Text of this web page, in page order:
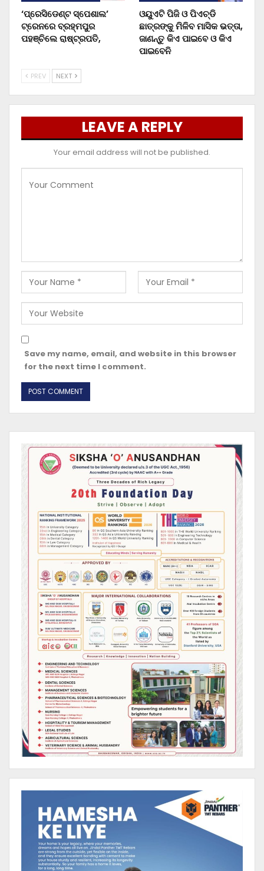
‘ପ୍ରେସିଡେଣ୍ଟ ସ୍ପେଶାଲ’
ଟ୍ରେନରେ ବ୍ରହ୍ମପୁର
ପହଞ୍ଚିଲେ ରାଷ୍ଟ୍ରପତି,
ଓୟୁଏଟି ପିଜି ଓ ପିଏଚ୍‌ଡି
ଛାତ୍ରଙ୍କୁ ମିଳିବ ମାସିକ ଭତ୍ତା,
ଜାଣନ୍ତୁ କିଏ ପାଇବେ ଓ କିଏ
ପାଇବେନି
PREV NEXT
LEAVE A REPLY
Your email address will not be published.
Save my name, email, and website in this browser
for the next time I comment.